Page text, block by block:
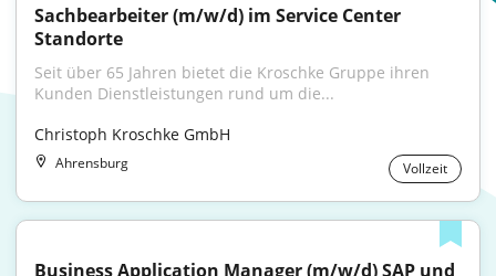
Sachbearbeiter (m/w/d) im Service Center
Standorte
Seit über 65 Jahren bietet die Kroschke Gruppe ihren
Kunden Dienst­leistungen rund um die...
Christoph Kroschke GmbH
Ahrensburg Vollzeit
Business Application Manager (m/w/d) SAP und